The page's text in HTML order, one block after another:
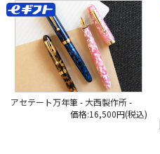
語ってくれた大西さん。
週休2日制が当たり前となった今で
信じられないような厳しい環境です
が、
当時はそれが普通のことでした。
若かりし大西さんは、
ここでしっかりと
万年筆づくりの基礎を学びます。
その後、価格競争や素材の変化など
様々な転換期を乗り越え、
65歳で大きな転機が訪れます。
アセテート万年筆 - 大西製作所 -
価格:16,500円(税込)